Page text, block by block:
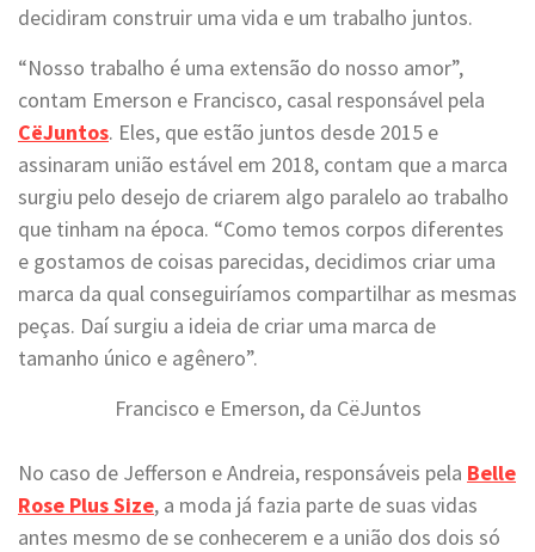
decidiram construir uma vida e um trabalho juntos.
“Nosso trabalho é uma extensão do nosso amor”,
contam Emerson e Francisco, casal responsável pela
CëJuntos. Eles, que estão juntos desde 2015 e
assinaram união estável em 2018, contam que a marca
surgiu pelo desejo de criarem algo paralelo ao trabalho
que tinham na época. “Como temos corpos diferentes
e gostamos de coisas parecidas, decidimos criar uma
marca da qual conseguiríamos compartilhar as mesmas
peças. Daí surgiu a ideia de criar uma marca de
tamanho único e agênero”.
Francisco e Emerson, da CëJuntos
No caso de Jefferson e Andreia, responsáveis pela Belle
Rose Plus Size, a moda já fazia parte de suas vidas
antes mesmo de se conhecerem e a união dos dois só